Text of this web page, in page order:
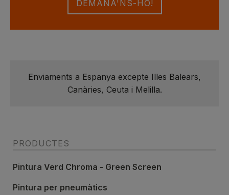
DEMANA'NS-HO!
Enviaments a Espanya excepte Illes Balears,
Canàries, Ceuta i Melilla.
PRODUCTES
Pintura Verd Chroma - Green Screen
Pintura per pneumàtics